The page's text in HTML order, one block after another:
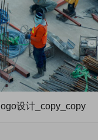
logo设计_copy_copy